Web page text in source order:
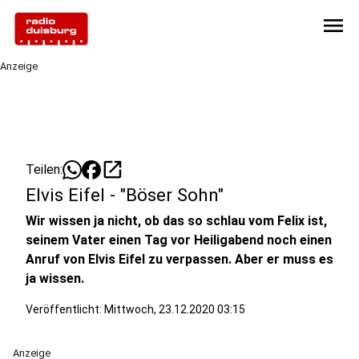
menu
Anzeige
Teilen: open_in_new
Elvis Eifel - "Böser Sohn"
Wir wissen ja nicht, ob das so schlau vom Felix ist,
seinem Vater einen Tag vor Heiligabend noch einen
Anruf von Elvis Eifel zu verpassen. Aber er muss es
ja wissen.
Veröffentlicht: Mittwoch, 23.12.2020 03:15
Anzeige